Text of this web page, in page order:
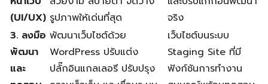
(UI/UX) รูปภาพให้เด่นที่สุด
จริง
3. ลงมือ
พัฒนา
และ
พัฒนาเว็บไซต์ด้วย
WordPress ปรับแต่ง
ปลั๊กอินแกลเลอรี ปรับปรุง
เว็บไซต์บนระบบ
Staging Site ที่มี
ฟังก์ชันการทำงาน